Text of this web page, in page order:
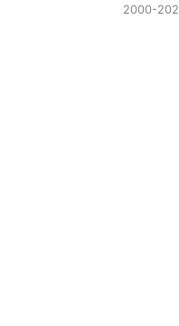
2000-